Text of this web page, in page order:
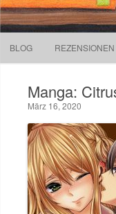
BLOG REZENSIONEN
Manga:
März 16, 2020